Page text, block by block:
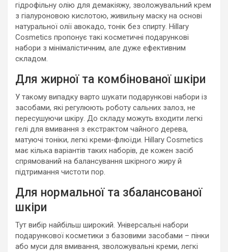
гідрофільну олію для демакіяжу, зволожувальний крем
з гіалуроновою кислотою, живильну маску на основі
натуральної олії авокадо, тонік без спирту. Hillary
Cosmetics пропонує такі косметичні подарункові
набори з мінімалістичним, але дуже ефективним
складом.
Для жирної та комбінованої шкіри
У такому випадку варто шукати подарункові набори із
засобами, які регулюють роботу сальних залоз, не
пересушуючи шкіру. До складу можуть входити легкі
гелі для вмивання з екстрактом чайного дерева,
матуючі тоніки, легкі креми-флюїди. Hillary Cosmetics
має кілька варіантів таких наборів, де кожен засіб
спрямований на балансування шкірного жиру й
підтримання чистоти пор.
Для нормальної та збалансованої
шкіри
Тут вибір найбільш широкий. Універсальні набори
подарункової косметики з базовими засобами – пінки
або муси для вмивання, зволожувальні креми, легкі